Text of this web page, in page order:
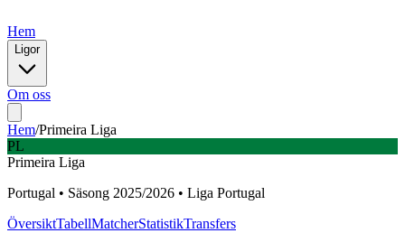
Hem
Ligor
Om oss
Hem/Primeira Liga
PL
Primeira Liga
Portugal • Säsong 2025/2026 • Liga Portugal
ÖversiktTabellMatcherStatistikTransfers